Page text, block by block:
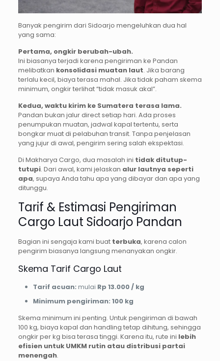
Banyak pengirim dari Sidoarjo mengeluhkan dua hal
yang sama:
Pertama, ongkir berubah-ubah.
Ini biasanya terjadi karena pengiriman ke Pandan
melibatkan konsolidasi muatan laut. Jika barang
terlalu kecil, biaya terasa mahal. Jika tidak paham skema
minimum, ongkir terlihat “tidak masuk akal”.
Kedua, waktu kirim ke Sumatera terasa lama.
Pandan bukan jalur direct setiap hari. Ada proses
penumpukan muatan, jadwal kapal tertentu, serta
bongkar muat di pelabuhan transit. Tanpa penjelasan
yang jujur di awal, pengirim sering salah ekspektasi.
Di Makharya Cargo, dua masalah ini tidak ditutup-
tutupi. Dari awal, kami jelaskan alur lautnya seperti
apa, supaya Anda tahu apa yang dibayar dan apa yang
ditunggu.
Tarif & Estimasi Pengiriman
Cargo Laut Sidoarjo Pandan
Bagian ini sengaja kami buat terbuka, karena calon
pengirim biasanya langsung menanyakan ongkir.
Skema Tarif Cargo Laut
Tarif acuan: mulai Rp 13.000 / kg
Minimum pengiriman: 100 kg
Skema minimum ini penting. Untuk pengiriman di bawah
100 kg, biaya kapal dan handling tetap dihitung, sehingga
ongkir per kg bisa terasa tinggi. Karena itu, rute ini lebih
efisien untuk UMKM rutin atau distribusi partai
menengah.